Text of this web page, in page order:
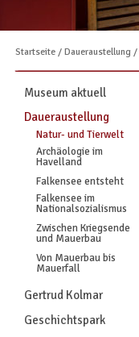
Startseite / Daueraustellung /
Museum aktuell
Daueraustellung
Natur- und Tierwelt
Archäologie im
Havelland
Falkensee entsteht
Falkensee im
Nationalsozialismus
Zwischen Kriegsende
und Mauerbau
Von Mauerbau bis
Mauerfall
Gertrud Kolmar
Geschichtspark